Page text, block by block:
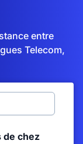
entre
Telecom,
de chez